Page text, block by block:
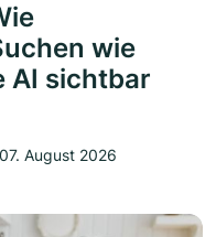
wie
AI sichtbar
07. August 2026